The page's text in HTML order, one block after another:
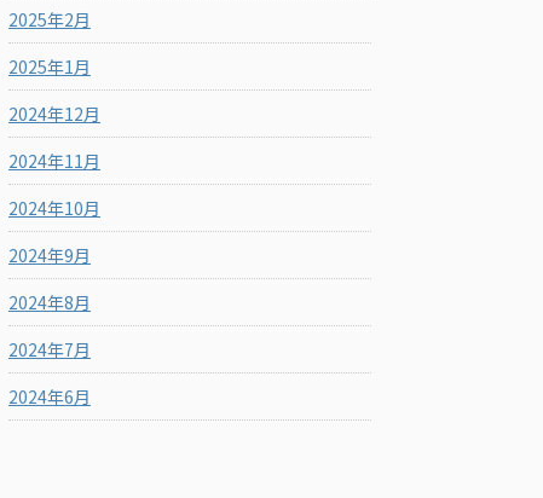
2025年2月
2025年1月
2024年12月
2024年11月
2024年10月
2024年9月
2024年8月
2024年7月
2024年6月